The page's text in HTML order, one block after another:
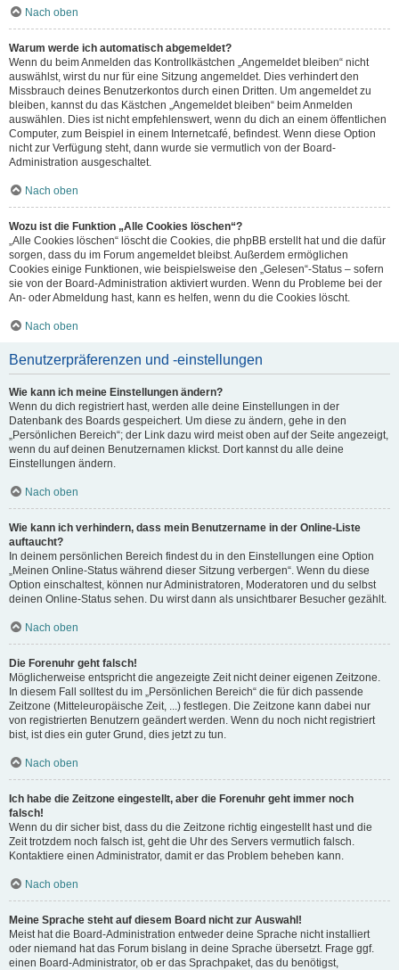
Nach oben
Warum werde ich automatisch abgemeldet?
Wenn du beim Anmelden das Kontrollkästchen „Angemeldet bleiben“ nicht
auswählst, wirst du nur für eine Sitzung angemeldet. Dies verhindert den
Missbrauch deines Benutzerkontos durch einen Dritten. Um angemeldet zu
bleiben, kannst du das Kästchen „Angemeldet bleiben“ beim Anmelden
auswählen. Dies ist nicht empfehlenswert, wenn du dich an einem öffentlichen
Computer, zum Beispiel in einem Internetcafé, befindest. Wenn diese Option
nicht zur Verfügung steht, dann wurde sie vermutlich von der Board-
Administration ausgeschaltet.
Nach oben
Wozu ist die Funktion „Alle Cookies löschen“?
„Alle Cookies löschen“ löscht die Cookies, die phpBB erstellt hat und die dafür
sorgen, dass du im Forum angemeldet bleibst. Außerdem ermöglichen
Cookies einige Funktionen, wie beispielsweise den „Gelesen“-Status – sofern
sie von der Board-Administration aktiviert wurden. Wenn du Probleme bei der
An- oder Abmeldung hast, kann es helfen, wenn du die Cookies löscht.
Nach oben
Benutzerpräferenzen und -einstellungen
Wie kann ich meine Einstellungen ändern?
Wenn du dich registriert hast, werden alle deine Einstellungen in der
Datenbank des Boards gespeichert. Um diese zu ändern, gehe in den
„Persönlichen Bereich“; der Link dazu wird meist oben auf der Seite angezeigt,
wenn du auf deinen Benutzernamen klickst. Dort kannst du alle deine
Einstellungen ändern.
Nach oben
Wie kann ich verhindern, dass mein Benutzername in der Online-Liste
auftaucht?
In deinem persönlichen Bereich findest du in den Einstellungen eine Option
„Meinen Online-Status während dieser Sitzung verbergen“. Wenn du diese
Option einschaltest, können nur Administratoren, Moderatoren und du selbst
deinen Online-Status sehen. Du wirst dann als unsichtbarer Besucher gezählt.
Nach oben
Die Forenuhr geht falsch!
Möglicherweise entspricht die angezeigte Zeit nicht deiner eigenen Zeitzone.
In diesem Fall solltest du im „Persönlichen Bereich“ die für dich passende
Zeitzone (Mitteleuropäische Zeit, ...) festlegen. Die Zeitzone kann dabei nur
von registrierten Benutzern geändert werden. Wenn du noch nicht registriert
bist, ist dies ein guter Grund, dies jetzt zu tun.
Nach oben
Ich habe die Zeitzone eingestellt, aber die Forenuhr geht immer noch
falsch!
Wenn du dir sicher bist, dass du die Zeitzone richtig eingestellt hast und die
Zeit trotzdem noch falsch ist, geht die Uhr des Servers vermutlich falsch.
Kontaktiere einen Administrator, damit er das Problem beheben kann.
Nach oben
Meine Sprache steht auf diesem Board nicht zur Auswahl!
Meist hat die Board-Administration entweder deine Sprache nicht installiert
oder niemand hat das Forum bislang in deine Sprache übersetzt. Frage ggf.
einen Board-Administrator, ob er das Sprachpaket, das du benötigst,